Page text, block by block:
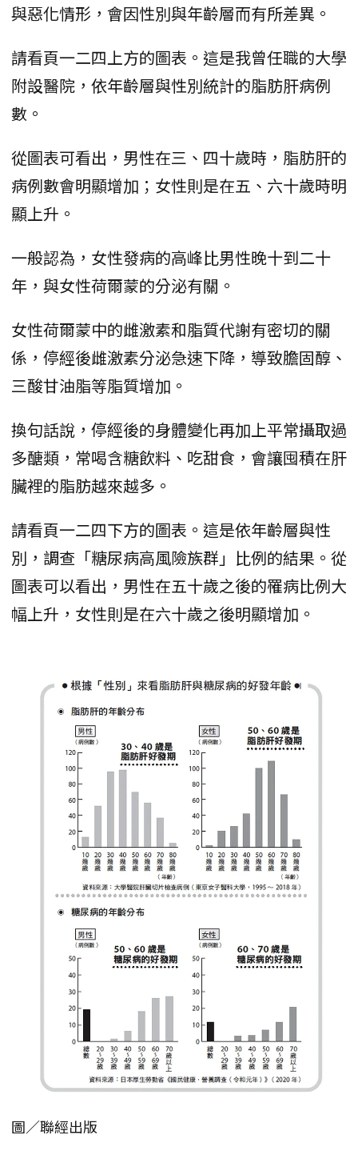
與惡化情形，會因性別與年齡層而有所差異。
請看頁一二四上方的圖表。這是我曾任職的大學
附設醫院，依年齡層與性別統計的脂肪肝病例
數。
從圖表可看出，男性在三、四十歲時，脂肪肝的
病例數會明顯增加；女性則是在五、六十歲時明
顯上升。
一般認為，女性發病的高峰比男性晚十到二十
年，與女性荷爾蒙的分泌有關。
女性荷爾蒙中的雌激素和脂質代謝有密切的關
係，停經後雌激素分泌急速下降，導致膽固醇、
三酸甘油脂等脂質增加。
換句話說，停經後的身體變化再加上平常攝取過
多醣類，常喝含糖飲料、吃甜食，會讓囤積在肝
臟裡的脂肪越來越多。
請看頁一二四下方的圖表。這是依年齡層與性
別，調查「糖尿病高風險族群」比例的結果。從
圖表可以看出，男性在五十歲之後的罹病比例大
幅上升，女性則是在六十歲之後明顯增加。
圖／聯經出版